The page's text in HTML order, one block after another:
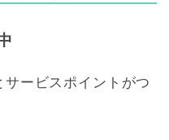
ービスポイントがつ